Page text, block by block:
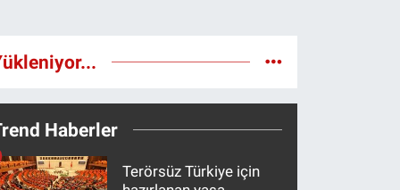
Haberler
Terörsüz Türkiye için